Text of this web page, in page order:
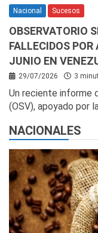
Nacional Sucesos
OBSERVATORIO
FALLECIDOS
JUNIO EN
29/07/2026 3
Un reciente informe
(OSV), apoyado por
NACIONALES